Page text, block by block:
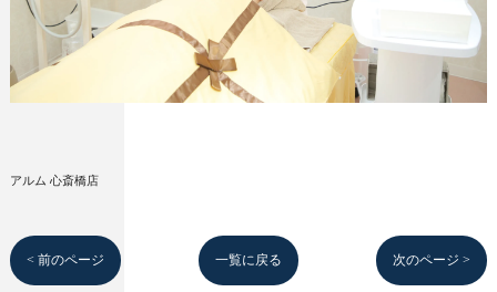
アルム 心斎橋店
< 前のページ 一覧に戻る 次のページ >